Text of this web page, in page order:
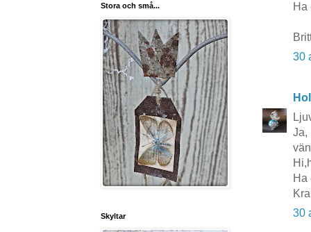
Ha
30
Ja,
Ha
30
Stora och små...
Skyltar